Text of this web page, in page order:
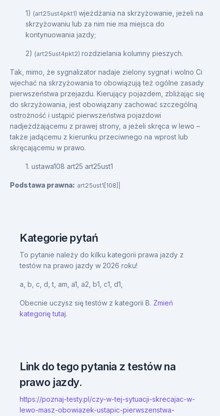
1) (art25ust4pkt1) wjeżdżania na skrzyżowanie, jeżeli na
skrzyżowaniu lub za nim nie ma miejsca do
kontynuowania jazdy;
2) (art25ust4pkt2) rozdzielania kolumny pieszych.
Tak, mimo, że sygnalizator nadaje zielony sygnał i wolno Ci
wjechać na skrzyżowania to obowiązują też ogólne zasady
pierwszeństwa przejazdu. Kierujący pojazdem, zbliżając się
do skrzyżowania, jest obowiązany zachować szczególną
ostrożność i ustąpić pierwszeństwa pojazdowi
nadjeżdżającemu z prawej strony, a jeżeli skręca w lewo –
także jadącemu z kierunku przeciwnego na wprost lub
skręcającemu w prawo.
1. ustawa108 art25 art25ust1
Podstawa prawna: art25ust1[108]|
Kategorie pytań
To pytanie należy do kilku kategorii prawa jazdy z
testów na prawo jazdy w 2026 roku!
a, b, c, d,t, am, a1, a2, b1, c1, d1,
Obecnie uczysz się testów z kategorii B. Zmień
kategorię tutaj.
Link do tego pytania z testów na
prawo jazdy.
https://poznaj-testy.pl/czy-w-tej-sytuacji-skrecajac-w-
lewo-masz-obowiazek-ustapic-pierwszenstwa-